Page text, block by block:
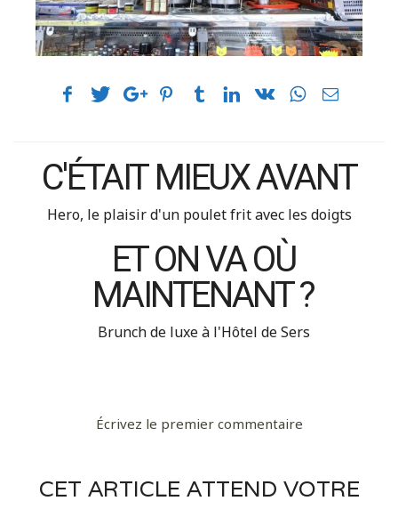
C'ÉTAIT MIEUX AVANT
Hero, le plaisir d'un poulet frit avec les doigts
ET ON VA OÙ
MAINTENANT ?
Brunch de luxe à l'Hôtel de Sers
Écrivez le premier commentaire
CET ARTICLE ATTEND VOTRE